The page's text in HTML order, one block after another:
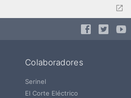
Colaboradores
Serinel
El Corte Eléctrico